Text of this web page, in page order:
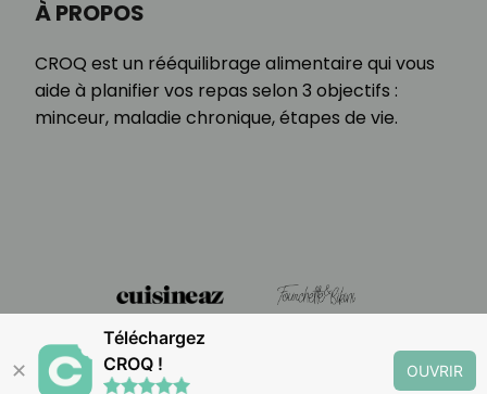
À PROPOS
CROQ est un rééquilibrage alimentaire qui vous
aide à planifier vos repas selon 3 objectifs :
minceur, maladie chronique, étapes de vie.
✕
Téléchargez
CROQ !
OUVRIR